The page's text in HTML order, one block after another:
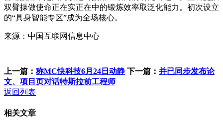
双臂操做使命正在实正在中的锻炼效率取泛化能力。初次设立
的“具身智能专区”成为全场核心。
来源：中国互联网信息中心
上一篇： 称MC快科技6月24日动静 下一篇： 并已同步发布论
文、项目页对话特斯拉前工程师
返回列表
相关文章